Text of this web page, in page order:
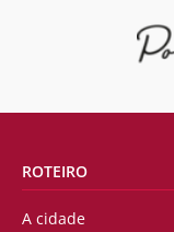
ROTEIRO
A cidade